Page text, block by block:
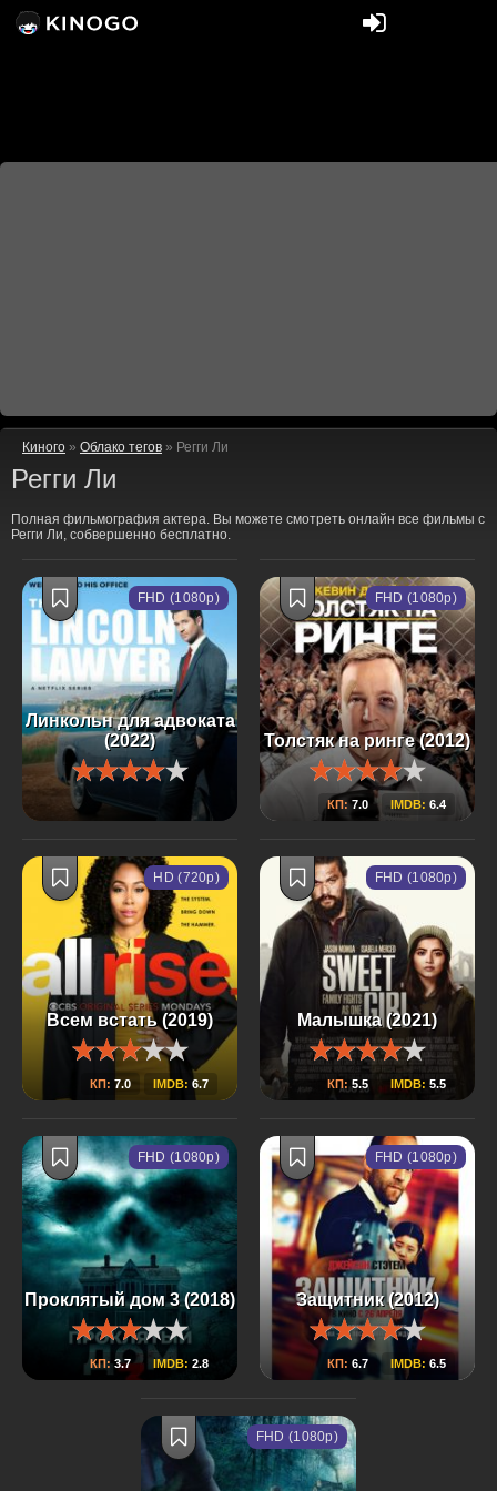
Киного » Облако тегов » Регги Ли
Регги Ли
Полная фильмография актера. Вы можете смотреть онлайн все фильмы с
Регги Ли, собвершенно бесплатно.
Линкольн для адвоката
(2022)
FHD (1080p)
Толстяк на ринге (2012)
КП: 7.0 IMDB: 6.4
FHD (1080p)
Всем встать (2019)
КП: 7.0 IMDB: 6.7
HD (720p)
Малышка (2021)
КП: 5.5 IMDB: 5.5
FHD (1080p)
Проклятый дом 3 (2018)
КП:3.7 IMDB: 2.8
FHD (1080p)
Защитник (2012)
КП: 6.7 IMDB: 6.5
FHD (1080p)
FHD (1080p)